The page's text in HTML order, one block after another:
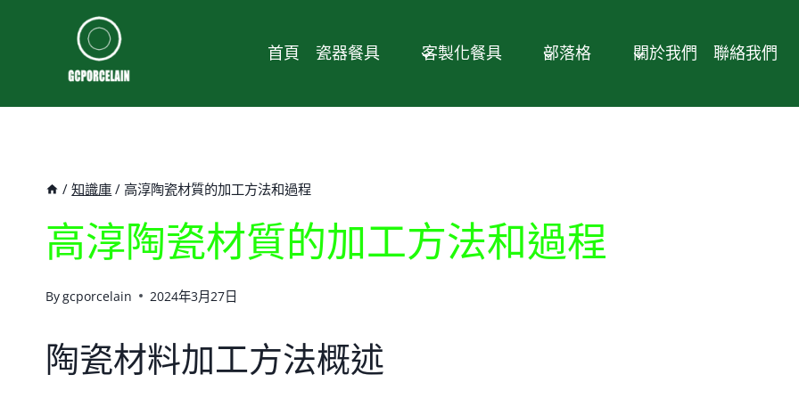
首頁 瓷器餐具 客製化餐具 部落格 關於我們 聯絡我們
/ 知識庫 / 高淳陶瓷材質的加工方法和過程
高淳陶瓷材質的加工方法和過程
Bygcporcelain 2024年3月27日
陶瓷材料加工方法概述